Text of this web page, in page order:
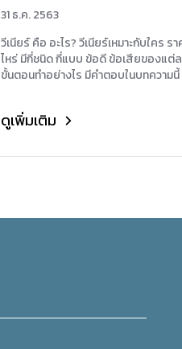
31 ธ.ค. 2563
วีเนียร์ คือ อะไร? วีเนียร์เหมาะกับใคร รา
ไหร่ มีกี่ชนิด กี่แบบ ข้อดี ข้อเสียของแต่
ขั้นตอนทำอย่างไร มีคำตอบในบทความนี้
ดูเพิ่มเติม